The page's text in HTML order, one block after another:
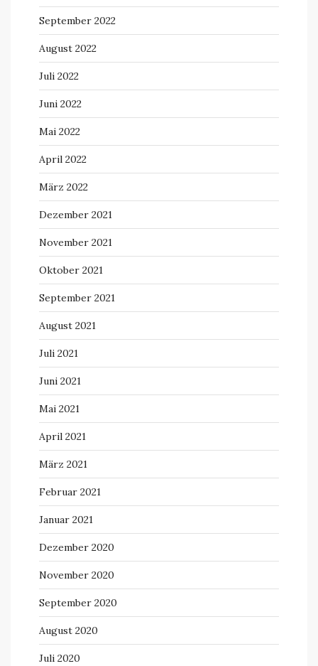
September 2022
August 2022
Juli 2022
Juni 2022
Mai 2022
April 2022
März 2022
Dezember 2021
November 2021
Oktober 2021
September 2021
August 2021
Juli 2021
Juni 2021
Mai 2021
April 2021
März 2021
Februar 2021
Januar 2021
Dezember 2020
November 2020
September 2020
August 2020
Juli 2020